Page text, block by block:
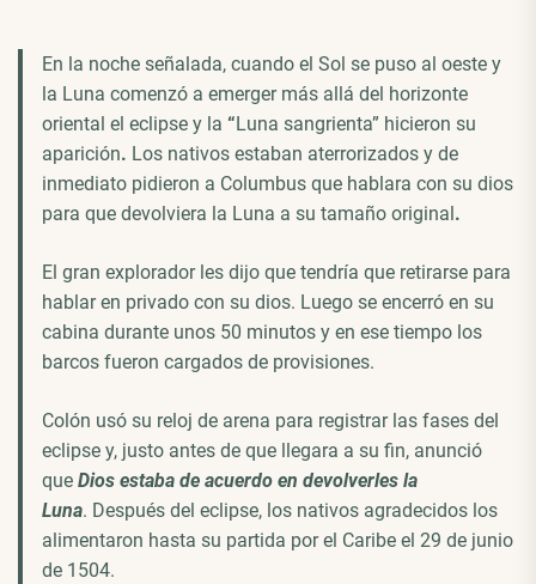
En la noche señalada, cuando el Sol se puso al oeste y
la Luna comenzó a emerger más allá del horizonte
oriental el eclipse y la “Luna sangrienta” hicieron su
aparición. Los nativos estaban aterrorizados y de
inmediato pidieron a Columbus que hablara con su dios
para que devolviera la Luna a su tamaño original.
El gran explorador les dijo que tendría que retirarse para
hablar en privado con su dios. Luego se encerró en su
cabina durante unos 50 minutos y en ese tiempo los
barcos fueron cargados de provisiones.
Colón usó su reloj de arena para registrar las fases del
eclipse y, justo antes de que llegara a su fin, anunció
que Dios estaba de acuerdo en devolverles la
Luna. Después del eclipse, los nativos agradecidos los
alimentaron hasta su partida por el Caribe el 29 de junio
de 1504.